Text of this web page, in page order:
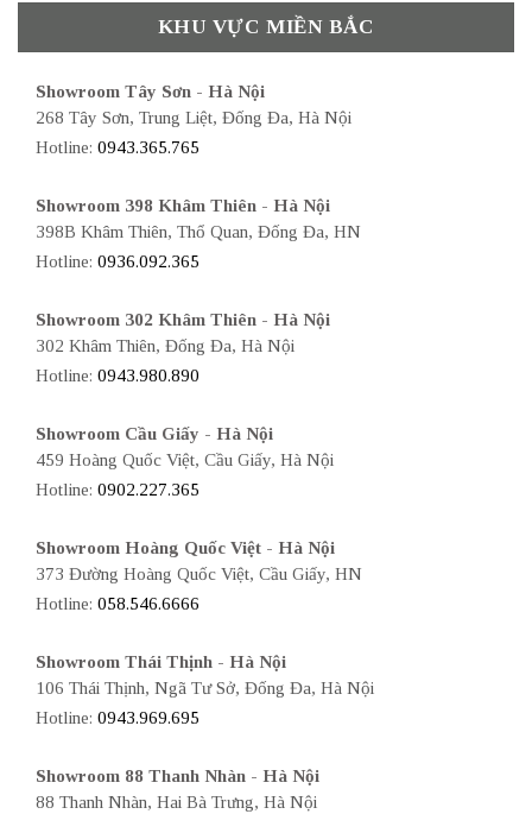
KHU VỰC MIỀN BẮC
Showroom Tây Sơn - Hà Nội
268 Tây Sơn, Trung Liệt, Đống Đa, Hà Nội
Hotline: 0943.365.765
Showroom 398 Khâm Thiên - Hà Nội
398B Khâm Thiên, Thổ Quan, Đống Đa, HN
Hotline: 0936.092.365
Showroom 302 Khâm Thiên - Hà Nội
302 Khâm Thiên, Đống Đa, Hà Nội
Hotline: 0943.980.890
Showroom Cầu Giấy - Hà Nội
459 Hoàng Quốc Việt, Cầu Giấy, Hà Nội
Hotline: 0902.227.365
Showroom Hoàng Quốc Việt - Hà Nội
373 Đường Hoàng Quốc Việt, Cầu Giấy, HN
Hotline: 058.546.6666
Showroom Thái Thịnh - Hà Nội
106 Thái Thịnh, Ngã Tư Sở, Đống Đa, Hà Nội
Hotline: 0943.969.695
Showroom 88 Thanh Nhàn - Hà Nội
88 Thanh Nhàn, Hai Bà Trưng, Hà Nội